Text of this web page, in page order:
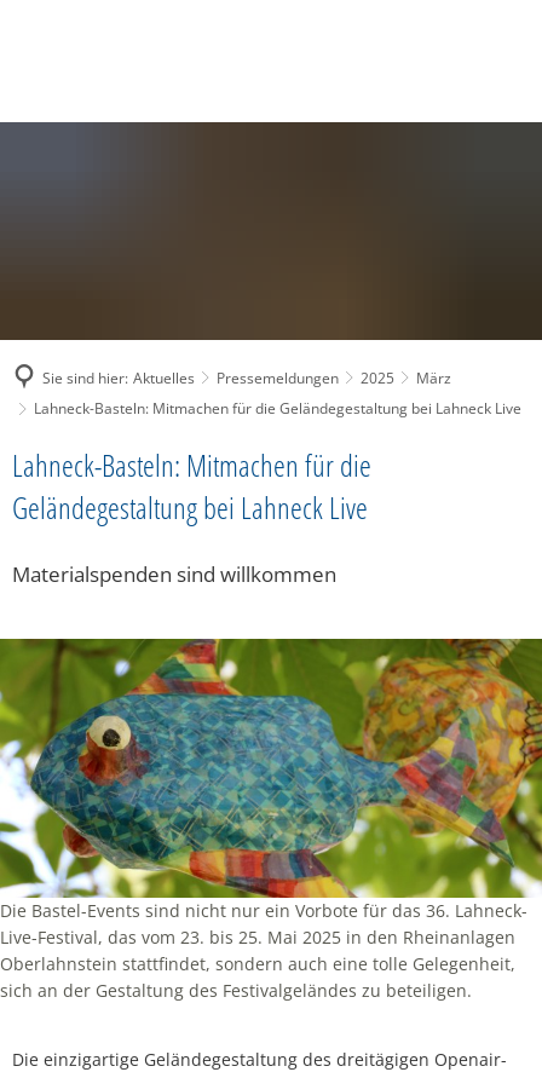
Sie sind hier: Aktuelles Pressemeldungen 2025
März
Lahneck-Basteln: Mitmachen für die Geländegestaltung bei Lahneck Live
Lahneck-Basteln: Mitmachen für die
Geländegestaltung bei Lahneck Live
Materialspenden sind willkommen
Die Bastel-Events sind nicht nur ein Vorbote für das 36. Lahneck-
Live-Festival, das vom 23. bis 25. Mai 2025 in den Rheinanlagen
Oberlahnstein stattfindet, sondern auch eine tolle Gelegenheit,
sich an der Gestaltung des Festivalgeländes zu beteiligen.
Die einzigartige Geländegestaltung des dreitägigen Openair-